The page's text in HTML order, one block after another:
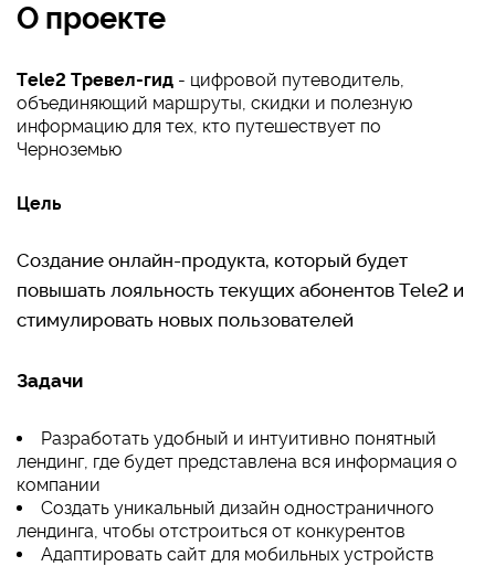
О проекте
Tele2 Тревел-гид - цифровой путеводитель,
объединяющий маршруты, скидки и полезную
информацию для тех, кто путешествует по
Черноземью
Цель
Создание онлайн-продукта, который будет
повышать лояльность текущих абонентов Tele2 и
стимулировать новых пользователей
Задачи
Разработать удобный и интуитивно понятный
лендинг, где будет представлена вся информация о
компании
Создать уникальный дизайн одностраничного
лендинга, чтобы отстроиться от конкурентов
Адаптировать сайт для мобильных устройств